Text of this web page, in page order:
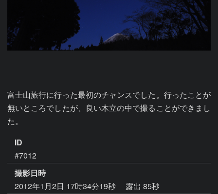
富士山旅行に行った最初のチャンスでした。行ったことが
無いところでしたが、良い木立の中で撮ることができまし
た。
ID
#7012
撮影日時
2012年1月2日 17時34分19秒
露出 85秒